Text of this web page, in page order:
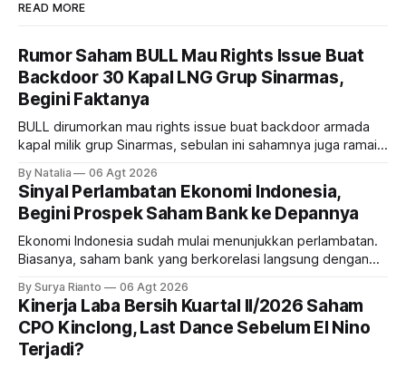
READ MORE
Rumor Saham BULL Mau Rights Issue Buat
Backdoor 30 Kapal LNG Grup Sinarmas,
Begini Faktanya
BULL dirumorkan mau rights issue buat backdoor armada
kapal milik grup Sinarmas, sebulan ini sahamnya juga ramai
masih menarik dilirik?
By Natalia 06 Agt 2026
Sinyal Perlambatan Ekonomi Indonesia,
Begini Prospek Saham Bank ke Depannya
Ekonomi Indonesia sudah mulai menunjukkan perlambatan.
Biasanya, saham bank yang berkorelasi langsung dengan
bank ke depannya?
By Surya Rianto 06 Agt 2026
Kinerja Laba Bersih Kuartal II/2026 Saham
CPO Kinclong, Last Dance Sebelum El Nino
Terjadi?